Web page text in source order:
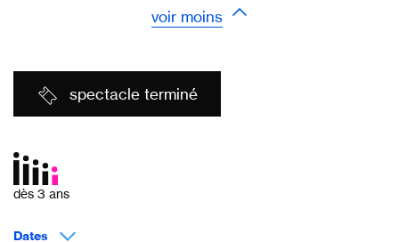
voir moins
spectacle terminé
dès 3 ans
Dates